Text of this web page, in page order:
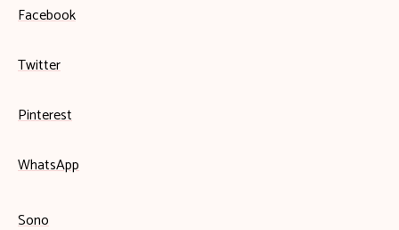
Facebook
Twitter
Pinterest
WhatsApp
Sono